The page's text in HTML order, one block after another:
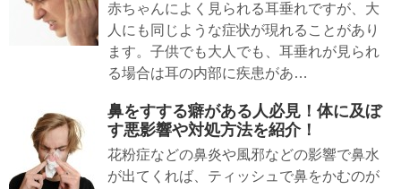
赤ちゃんによく見られる耳垂れですが、大
人にも同じような症状が現れることがあり
ます。子供でも大人でも、耳垂れが見られ
る場合は耳の内部に疾患があ…
鼻をすする癖がある人必見！体に及ぼ
す悪影響や対処方法を紹介！
花粉症などの鼻炎や風邪などの影響で鼻水
が出てくれば、ティッシュで鼻をかむのが